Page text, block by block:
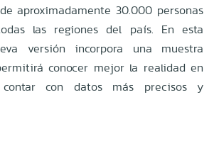
aproximadamente 30.000 personas
las regiones del país. En esta
versión incorpora una muestra
conocer mejor la realidad en
con datos más precisos y